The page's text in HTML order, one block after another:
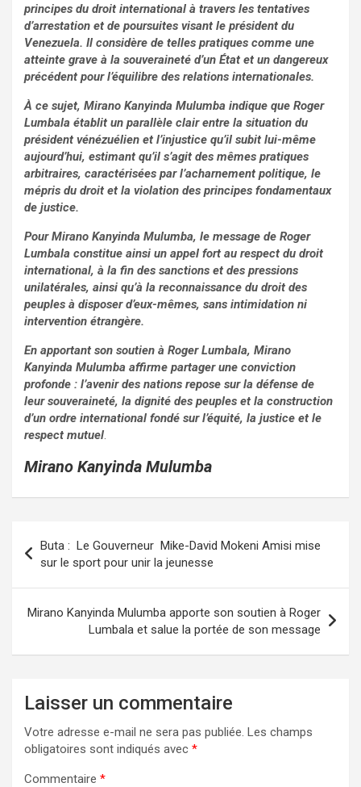
principes du droit international à travers les tentatives
d’arrestation et de poursuites visant le président du
Venezuela. Il considère de telles pratiques comme une
atteinte grave à la souveraineté d’un État et un dangereux
précédent pour l’équilibre des relations internationales.
À ce sujet, Mirano Kanyinda Mulumba indique que Roger
Lumbala établit un parallèle clair entre la situation du
président vénézuélien et l’injustice qu’il subit lui-même
aujourd’hui, estimant qu’il s’agit des mêmes pratiques
arbitraires, caractérisées par l’acharnement politique, le
mépris du droit et la violation des principes fondamentaux
de justice.
Pour Mirano Kanyinda Mulumba, le message de Roger
Lumbala constitue ainsi un appel fort au respect du droit
international, à la fin des sanctions et des pressions
unilatérales, ainsi qu’à la reconnaissance du droit des
peuples à disposer d’eux-mêmes, sans intimidation ni
intervention étrangère.
En apportant son soutien à Roger Lumbala, Mirano
Kanyinda Mulumba affirme partager une conviction
profonde : l’avenir des nations repose sur la défense de
leur souveraineté, la dignité des peuples et la construction
d’un ordre international fondé sur l’équité, la justice et le
respect mutuel
Mirano Kanyinda Mulumba
de
l’article
Buta : Le Gouverneur Mike-David Mokeni Amisi mise
sur le sport pour unir la jeunesse
Mirano Kanyinda Mulumba apporte son soutien à Roger
Lumbala et salue la portée de son message
Laisser un commentaire
Votre adresse e-mail ne sera pas publiée. Les champs
obligatoires sont indiqués avec *
Commentaire *